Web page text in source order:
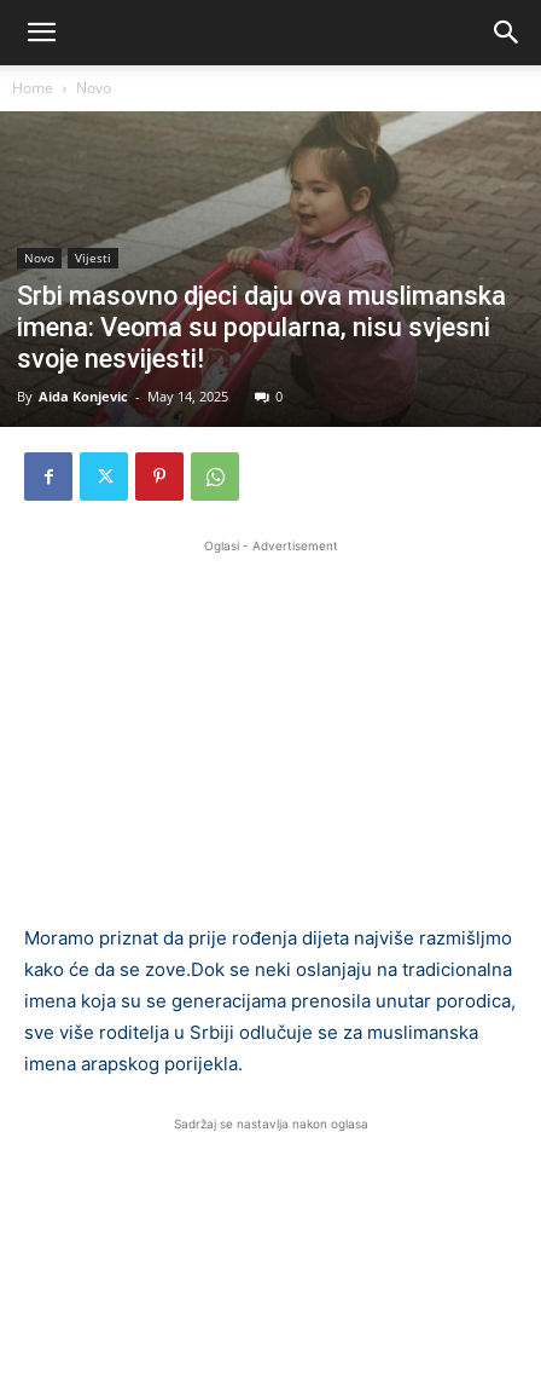
Home Novo
Novo Vijesti
Srbi masovno djeci daju ova muslimanska
imena: Veoma su popularna, nisu svjesni
svoje nesvijesti!
By Aida Konjevic - May 14, 2025 0
Oglasi - Advertisement
Moramo priznat da prije rođenja dijeta najviše razmišljmo
kako će da se zove.Dok se neki oslanjaju na tradicionalna
imena koja su se generacijama prenosila unutar porodica,
sve više roditelja u Srbiji odlučuje se za muslimanska
imena arapskog porijekla.
Sadržaj se nastavlja nakon oglasa